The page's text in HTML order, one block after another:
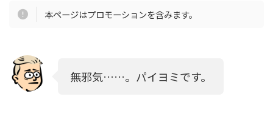
本ページはプロモーションを含みます。
無邪気……。パイヨミです。